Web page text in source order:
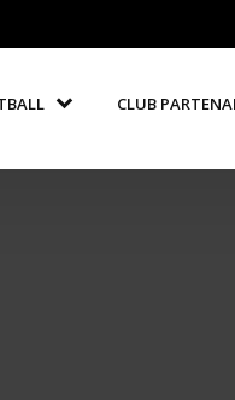
CLUB